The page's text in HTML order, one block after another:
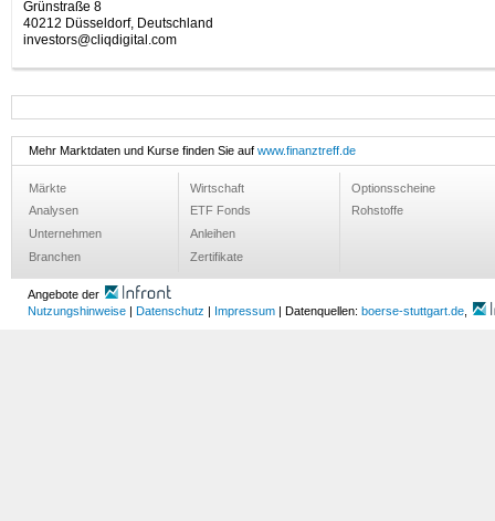
Grünstraße 8
40212 Düsseldorf, Deutschland
investors@cliqdigital.com
Mehr Marktdaten und Kurse finden Sie auf www.finanztreff.de
Märkte
Analysen
Unternehmen
Branchen
Wirtschaft
ETF Fonds
Anleihen
Zertifikate
Optionsscheine
Rohstoffe
Angebote der
Nutzungshinweise
Datenschutz Impressum | Datenquellen: boerse-stuttgart.de